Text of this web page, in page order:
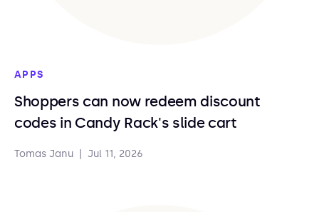
APPS
Shoppers can now redeem discount
codes in Candy Rack's slide cart
Tomas Janu Jul 11, 2026